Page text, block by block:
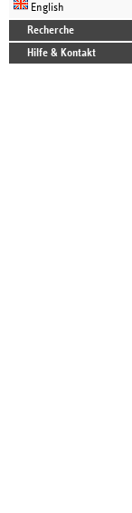
English
Recherche
Hilfe & Kontakt